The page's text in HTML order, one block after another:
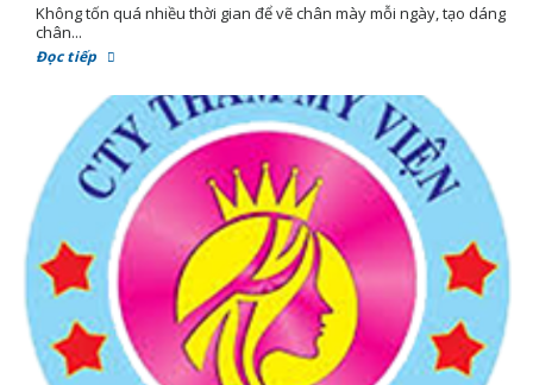
Không tốn quá nhiều thời gian để vẽ chân mày mỗi ngày, tạo dáng
chân...
Đọc tiếp